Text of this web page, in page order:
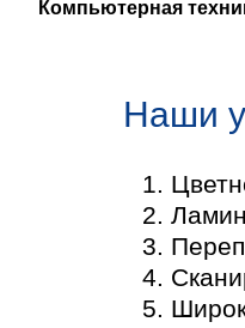
Компьютерная
Наши